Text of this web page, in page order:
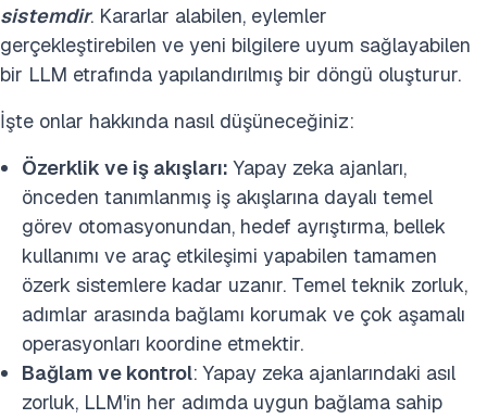
sistemdir. Kararlar alabilen, eylemler
gerçekleştirebilen ve yeni bilgilere uyum sağlayabilen
bir LLM etrafında yapılandırılmış bir döngü oluşturur.
İşte onlar hakkında nasıl düşüneceğiniz:
Özerklik ve iş akışları: Yapay zeka ajanları,
önceden tanımlanmış iş akışlarına dayalı temel
görev otomasyonundan, hedef ayrıştırma, bellek
kullanımı ve araç etkileşimi yapabilen tamamen
özerk sistemlere kadar uzanır. Temel teknik zorluk,
adımlar arasında bağlamı korumak ve çok aşamalı
operasyonları koordine etmektir.
Bağlam ve kontrol: Yapay zeka ajanlarındaki asıl
zorluk, LLM'in her adımda uygun bağlama sahip